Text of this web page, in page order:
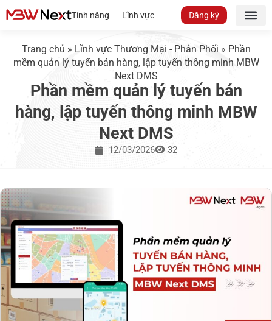
Tính năng Lĩnh vực Đăng ký
Trang chủ » Lĩnh vực Thương Mại - Phân Phối » Phần
mềm quản lý tuyến bán hàng, lập tuyến thông minh MBW
Next DMS
Phần mềm quản lý tuyến bán
hàng, lập tuyến thông minh MBW
Next DMS
12/03/2026 32